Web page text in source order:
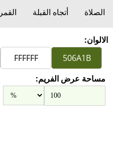
الصلاة أتجاه القبلة القمر
الالوان:
مساحة عرض الفريم: